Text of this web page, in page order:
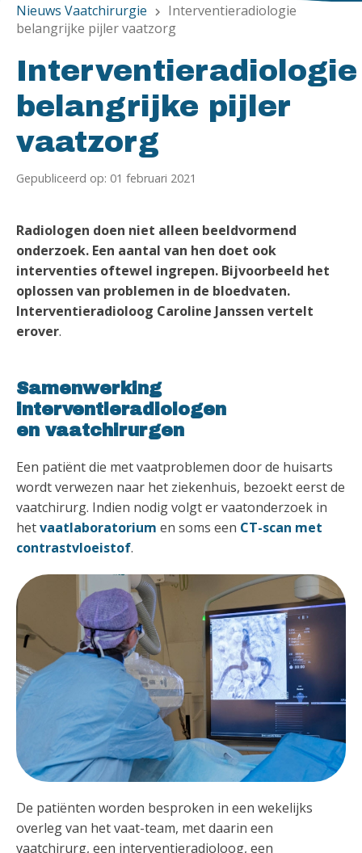
Nieuws Vaatchirurgie chevron_right
Interventieradiologie
belangrijke pijler vaatzorg
Interventieradiologie
belangrijke pijler
vaatzorg
Gepubliceerd op: 01 februari 2021
Radiologen doen niet alleen beeldvormend
onderzoek. Een aantal van hen doet ook
interventies oftewel ingrepen. Bijvoorbeeld het
oplossen van problemen in de bloedvaten.
Interventieradioloog Caroline Janssen vertelt
erover.
Samenwerking
interventieradiologen
en vaatchirurgen
Een patiënt die met vaatproblemen door de huisarts
wordt verwezen naar het ziekenhuis, bezoekt eerst de
vaatchirurg. Indien nodig volgt er vaatonderzoek in
hetvaatlaboratorium en soms een CT-scan met
contrastvloeistof.
De patiënten worden besproken in een wekelijks
overleg van het vaat-team, met daarin een
vaatchirurg, een interventieradioloog, een